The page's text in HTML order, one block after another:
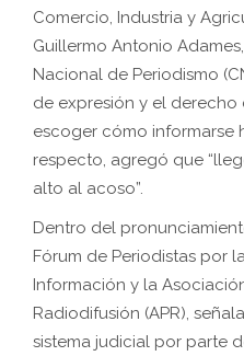
Comercio, Industria y
Guillermo Antonio
Nacional de Periodismo
de expresión y el
escoger cómo informarse
respecto, agregó que
alto al acoso”.
Dentro del
Fórum de Periodistas por
Información y la
Radiodifusión (APR),
sistema judicial por parte